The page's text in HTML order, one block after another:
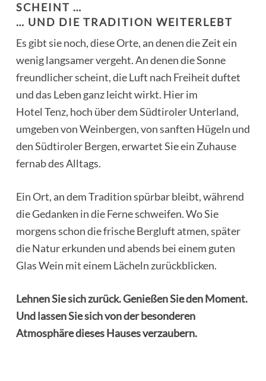
SCHEINT …
… UND DIE TRADITION WEITERLEBT
Es gibt sie noch, diese Orte, an denen die Zeit ein
wenig langsamer vergeht. An denen die Sonne
freundlicher scheint, die Luft nach Freiheit duftet
und das Leben ganz leicht wirkt. Hier im
Hotel Tenz, hoch über dem Südtiroler Unterland,
umgeben von Weinbergen, von sanften Hügeln und
den Südtiroler Bergen, erwartet Sie ein Zuhause
fernab des Alltags.
Ein Ort, an dem Tradition spürbar bleibt, während
die Gedanken in die Ferne schweifen. Wo Sie
morgens schon die frische Bergluft atmen, später
die Natur erkunden und abends bei einem guten
Glas Wein mit einem Lächeln zurückblicken.
Lehnen Sie sich zurück. Genießen Sie den Moment.
Und lassen Sie sich von der besonderen
Atmosphäre dieses Hauses verzaubern.